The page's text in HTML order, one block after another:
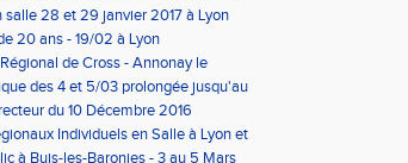
28 et 29 janvier 2017 à Lyon
20 ans - 19/02 à Lyon
de Cross - Annonay le
des 4 et 5/03 prolongée jusqu'au
du 10 Décembre 2016
Individuels en Salle à Lyon et
à Buis-les-Baronies - 3 au 5 Mars